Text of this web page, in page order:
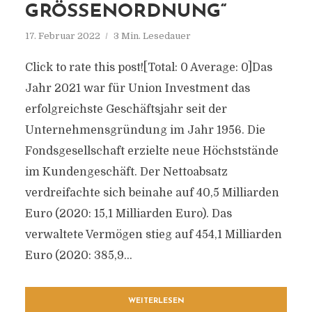
GRÖSSENORDNUNG“
17. Februar 2022 3 Min. Lesedauer
Click to rate this post![Total: 0 Average: 0]Das
Jahr 2021 war für Union Investment das
erfolgreichste Geschäftsjahr seit der
Unternehmensgründung im Jahr 1956. Die
Fondsgesellschaft erzielte neue Höchststände
im Kundengeschäft. Der Nettoabsatz
verdreifachte sich beinahe auf 40,5 Milliarden
Euro (2020: 15,1 Milliarden Euro). Das
verwaltete Vermögen stieg auf 454,1 Milliarden
Euro (2020: 385,9...
WEITERLESEN